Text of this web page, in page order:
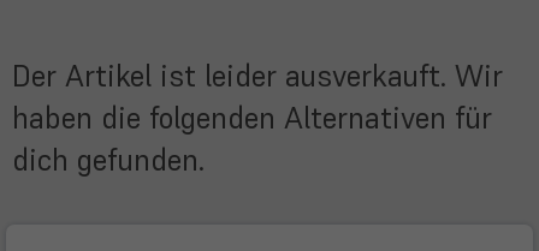
Der Artikel ist leider ausverkauft. Wir
haben die folgenden Alternativen für
dich gefunden.